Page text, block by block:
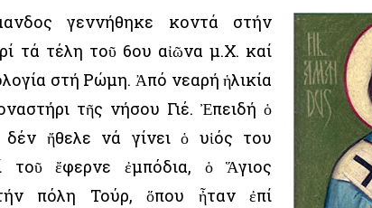
γεννήθηκε κοντά στήν
τά τέλη τοῦ 6ου αἰῶνα μ.Χ. καί
στή Ρώμη. Ἀπό νεαρή ἡλικία
τῆς νήσου Γιέ. Ἐπειδή ὁ
ἤθελε νά γίνει ὁ υἱός του
τοῦ ἔφερνε ἐμπόδια, ὁ Ἅγιος
πόλη Τούρ, ὅπου ἦταν ἐπί